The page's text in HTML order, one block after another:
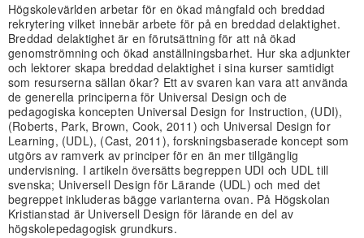
Högskolevärlden arbetar för en ökad mångfald och breddad
rekrytering vilket innebär arbete för på en breddad delaktighet.
Breddad delaktighet är en förutsättning för att nå ökad
genomströmning och ökad anställningsbarhet. Hur ska adjunkter
och lektorer skapa breddad delaktighet i sina kurser samtidigt
som resurserna sällan ökar? Ett av svaren kan vara att använda
de generella principerna för Universal Design och de
pedagogiska koncepten Universal Design for Instruction, (UDI),
(Roberts, Park, Brown, Cook, 2011) och Universal Design for
Learning, (UDL), (Cast, 2011), forskningsbaserade koncept som
utgörs av ramverk av principer för en än mer tillgänglig
undervisning. I artikeln översätts begreppen UDI och UDL till
svenska; Universell Design för Lärande (UDL) och med det
begreppet inkluderas bägge varianterna ovan. På Högskolan
Kristianstad är Universell Design för lärande en del av
högskolepedagogisk grundkurs.